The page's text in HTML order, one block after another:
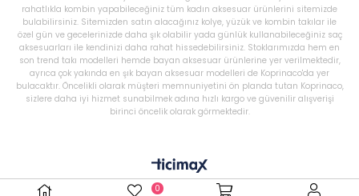
rahatlıkla kombin yapabileceğiniz tüm kadın aksesuar ürünlerini sitemizde
bulabilirsiniz. Sitemizden satın alacağınız kolye, yüzük ve kombin takılar ile
özel gün ve gecelerinizde daha şık olabilir yada günlük kullanabileceğiniz saç
aksesuarları ile kendinizi daha rahat hissedebilirsiniz. Stoklarımızda hem en
son trend takı modelleri hemde bayan aksesuar ürünlerine yer verilmektedir,
ayrıca çok yakında en şık bayan aksesuar modelleri de Koprinaco'da yer
bulacaktır. Öncelikli olarak müşteri memnuniyetini ön planda tutan Koprinaco,
sizlere daha iyi hizmet sunabilmek adına hızlı kargo ve güvenilir alışverişi
birinci öncelik olarak görmektedir.
0